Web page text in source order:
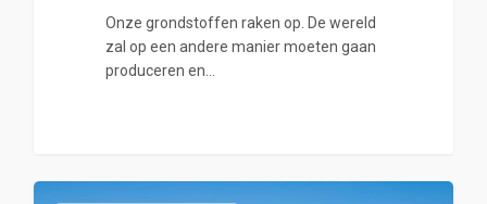
Onze grondstoffen raken op. De wereld
zal op een andere manier moeten gaan
produceren en…